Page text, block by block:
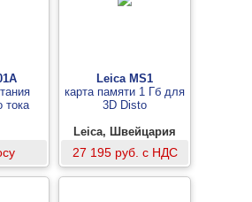
тока
Leica MS1
карта памяти 1 Гб для
3D Disto
Leica, Швейцария
27 195 руб. с НДС